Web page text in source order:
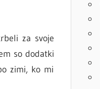
za svoje
so dodatki
zimi, ko mi